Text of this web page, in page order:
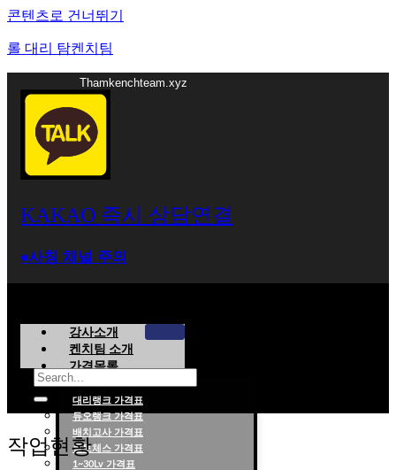
콘텐츠로 건너뛰기
롤 대리 탐켄치팀
Thamkenchteam.xyz
KAKAO 즉시 상담연결
⁕사칭 채널 주의
강사소개
켄치팀 소개
가격목록
대리랭크 가격표
듀오랭크 가격표
배치고사 가격표
롤토체스 가격표
1~30Lv 가격표
작업현황